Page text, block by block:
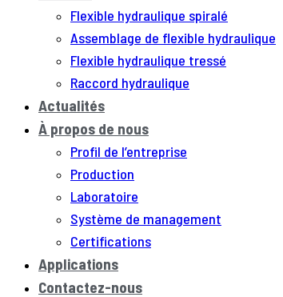
Flexible hydraulique spiralé
Assemblage de flexible hydraulique
Flexible hydraulique tressé
Raccord hydraulique
Actualités
À propos de nous
Profil de l’entreprise
Production
Laboratoire
Système de management
Certifications
Applications
Contactez-nous